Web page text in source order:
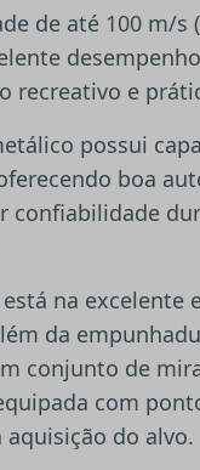
de até 100 m/s
recreativo e
possui
boa
confiabilidade
na excelente
da
conjunto de
com
do alvo.